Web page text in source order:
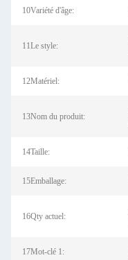
10Variété d'âge:
11Le style:
12Matériel:
13Nom du produit:
14Taille:
15Emballage:
16Qty actuel:
17Mot-clé 1: